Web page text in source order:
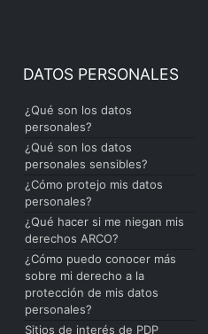
DATOS PERSONALES
¿Qué son los datos
personales?
¿Qué son los datos
personales sensibles?
¿Cómo protejo mis datos
personales?
¿Qué hacer si me niegan mis
derechos ARCO?
¿Cómo puedo conocer más
sobre mi derecho a la
protección de mis datos
personales?
Sitios de interés de PDP